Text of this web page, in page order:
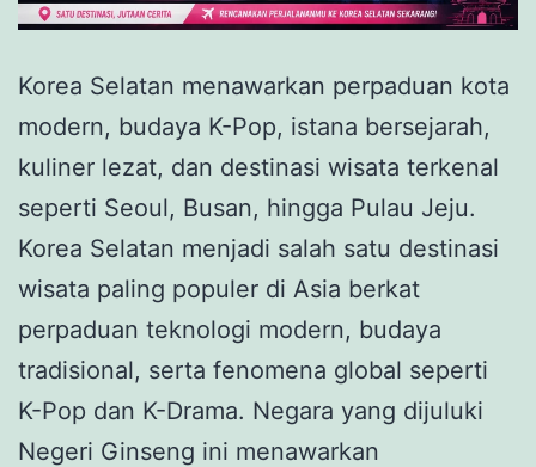
Korea Selatan menawarkan perpaduan kota
modern, budaya K-Pop, istana bersejarah,
kuliner lezat, dan destinasi wisata terkenal
seperti Seoul, Busan, hingga Pulau Jeju.
Korea Selatan menjadi salah satu destinasi
wisata paling populer di Asia berkat
perpaduan teknologi modern, budaya
tradisional, serta fenomena global seperti
K-Pop dan K-Drama. Negara yang dijuluki
Negeri Ginseng ini menawarkan